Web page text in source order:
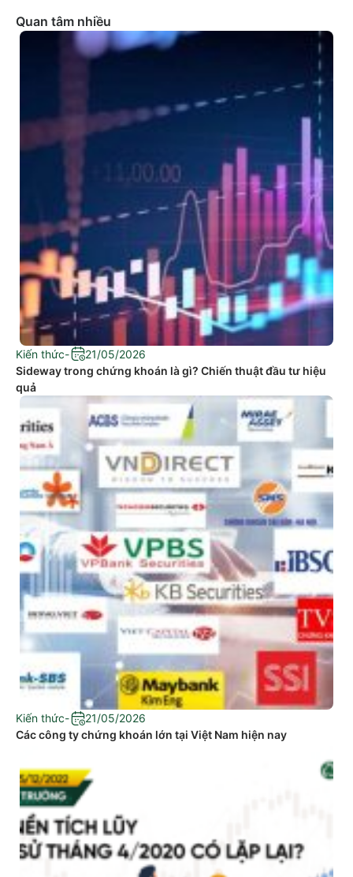
Quan tâm nhiều
Kiến thức-
21/05/2026
Sideway trong chứng khoán là gì? Chiến thuật đầu tư hiệu
quả
Kiến thức-
21/05/2026
Các công ty chứng khoán lớn tại Việt Nam hiện nay